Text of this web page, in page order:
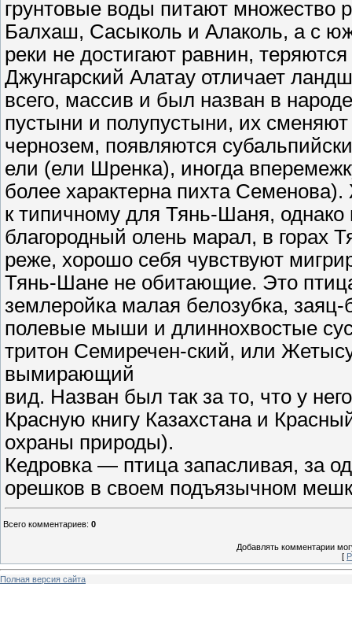
грунтовые воды питают множество
Балхаш, Сасыколь и Алаколь, а с
реки не достигают равнин,
Джунгарский Алатау отличает
всего, массив и был назван в
пустыни и полупустыни, их
чернозем, появляются
ели (ели Шренка), иногда
более характерна пихта
к типичному для Тянь-Шаня, однако
благородный олень марал, в горах
реже, хорошо себя чувствуют
Тянь-Шане не обитающие. Это
землеройка малая белозубка, заяц-
полевые мыши и длиннохвостые
тритон Семиречен-ский, или
вымирающий
вид. Назван был так за то, что у
Красную книгу Казахстана и
охраны природы).
Кедровка — птица запасливая, за
орешков в своем подъязычном
Всего комментариев: 0
Добавлять комментарии
[
Полная версия сайта